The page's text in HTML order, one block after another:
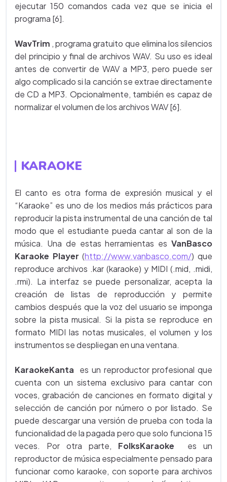
ejecutar 150 comandos cada vez que se inicia el
programa [6].
WavTrim , programa gratuito que elimina los silencios
del principio y final de archivos WAV. Su uso es ideal
antes de convertir de WAV a MP3, pero puede ser
algo complicado si la canción se extrae directamente
de CD a MP3. Opcionalmente, también es capaz de
normalizar el volumen de los archivos WAV [6].
KARAOKE
El canto es otra forma de expresión musical y el
“Karaoke” es uno de los medios más prácticos para
reproducir la pista instrumental de una canción de tal
modo que el estudiante pueda cantar al son de la
música. Una de estas herramientas es VanBasco
Karaoke Player (http://www.vanbasco.com/) que
reproduce archivos .kar (karaoke) y MIDI (.mid, .midi,
.rmi). La interfaz se puede personalizar, acepta la
creación de listas de reproducción y permite
cambios después que la voz del usuario se imponga
sobre la pista musical. Si la pista se reproduce en
formato MIDI las notas musicales, el volumen y los
instrumentos se despliegan en una ventana.
KaraokeKanta es un reproductor profesional que
cuenta con un sistema exclusivo para cantar con
voces, grabación de canciones en formato digital y
selección de canción por número o por listado. Se
puede descargar una versión de prueba con toda la
funcionalidad de la pagada pero que solo funciona 15
veces. Por otra parte, FolksKaraoke es un
reproductor de música especialmente pensado para
funcionar como karaoke, con soporte para archivos